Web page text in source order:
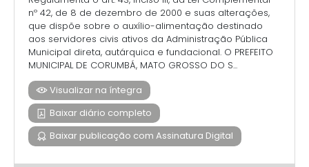
nº 42, de 8 de dezembro de 2000 e suas alterações,
que dispõe sobre o auxílio-alimentação destinado
aos servidores civis ativos da Administração Pública
Municipal direta, autárquica e fundacional. O PREFEITO
MUNICIPAL DE CORUMBÁ, MATO GROSSO DO S...
Visualizar na íntegra
Baixar diário completo
Baixar publicação com Assinatura Digital